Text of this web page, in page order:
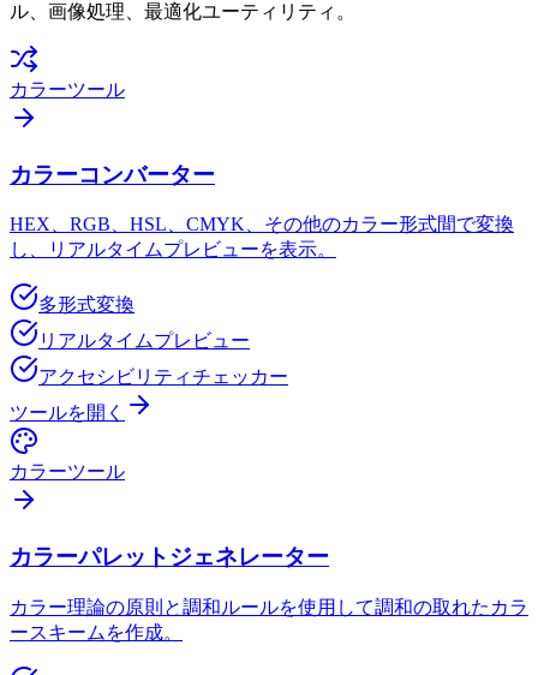
ル、画像処理、最適化ユーティリティ。
カラーツール
カラーコンバーター
HEX、RGB、HSL、CMYK、その他のカラー形式間で変換
し、リアルタイムプレビューを表示。
多形式変換
リアルタイムプレビュー
アクセシビリティチェッカー
ツールを開く
カラーツール
カラーパレットジェネレーター
カラー理論の原則と調和ルールを使用して調和の取れたカラ
ースキームを作成。